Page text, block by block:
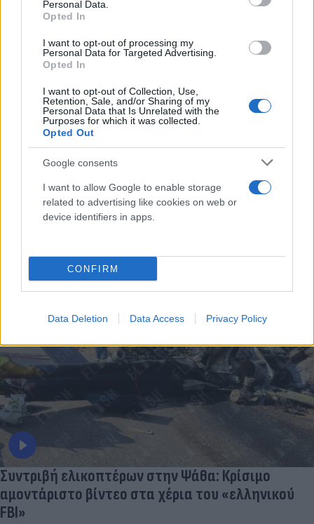
Personal Data.
Opted In
I want to opt-out of processing my
Personal Data for Targeted Advertising.
Opted In
I want to opt-out of Collection, Use,
Retention, Sale, and/or Sharing of my
Personal Data that Is Unrelated with the
Purposes for which it was collected.
Opted Out
Google consents
I want to allow Google to enable storage
related to advertising like cookies on web or
device identifiers in apps.
CONFIRM
Data Deletion Data Access Privacy Policy
που έκρυβε τον πατέρα του στον
καταψύκτη - Τι θα ισχυριστεί
07.08.2026
Συντριβή ελικοπτέρων στην Ψάθα: Κρίσιμο
αμοντάριστο βίντεο στα χέρια του «ελληνικού
FBI»